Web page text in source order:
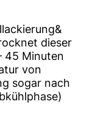
dieser
45 Minuten
von
sogar nach